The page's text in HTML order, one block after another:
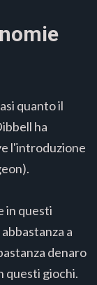
quanto il
ha
l'introduzione
in questi
a
denaro
questi giochi.